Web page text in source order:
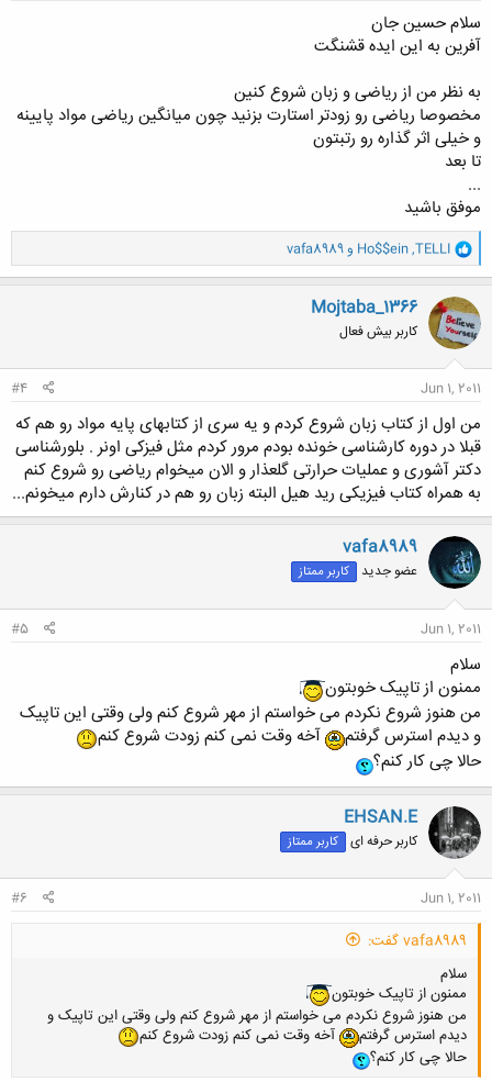
سلام حسین جان
آفرین به این ایده قشنگت
به نظر من از ریاضی و زبان شروع کنین
مخصوصا ریاضی رو زودتر استارت بزنید چون میانگین ریاضی مواد پایینه
و خیلی اثر گذاره رو رتبتون
تا بعد
...
موفق باشید
و
ا
ک
ن
ش
ه
ا
TELLI
,
Ho$$ein و vafa8989
Mojtaba_1366
کاربر بیش فعال
Jun 1, 2011
#4
من اول از کتاب زبان شروع کردم و یه سری از کتابهای پایه مواد رو هم که
قبلا در دوره کارشناسی خونده بودم مرور کردم مثل فیزکی اونر . بلورشناسی
دکتر آشوری و عملیات حرارتی گلعذار و الان میخوام ریاضی رو شروع کنم
به همراه کتاب فیزیکی رید هیل البته زبان رو هم در کنارش دارم میخونم...
vafa8989
عضو جدید کاربر ممتاز
Jun 1, 2011
#5
سلام
ممنون از تاپیک خوبتون
من هنوز شروع نکردم می خواستم از مهر شروع کنم ولی وقتی این تاپیک
و دیدم استرس گرفتم
آخه وقت نمی کنم زودت شروع کنم
حالا چی کار کنم؟
EHSAN.E
کاربر حرفه ای کاربر ممتاز
Jun 1, 2011
#6
vafa8989 گفت:
سلام
ممنون از تاپیک خوبتون
من هنوز شروع نکردم می خواستم از مهر شروع کنم ولی وقتی این تاپیک و
دیدم استرس گرفتم
آخه وقت نمی کنم زودت شروع کنم
حالا چی کار کنم؟